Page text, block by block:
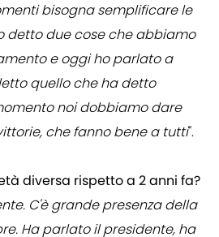
bisogna semplificare le
detto due cose che abbiamo
e oggi ho parlato a
quello che ha detto
noi dobbiamo dare
che fanno bene a tutti".
diversa rispetto a 2 anni fa?
C'è grande presenza della
Ha parlato il presidente, ha